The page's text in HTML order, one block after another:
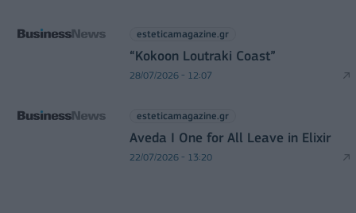
esteticamagazine.gr
“Kokoon Loutraki Coast”
28/07/2026 - 12:07
esteticamagazine.gr
Aveda I One for All Leave in Elixir
22/07/2026 - 13:20